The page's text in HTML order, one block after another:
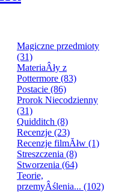
Magiczne przedmioty
(31)
MateriaÂły z
Pottermore (83)
Postacie (86)
Prorok Niecodzienny
(31)
Quidditch (8)
Recenzje (23)
Recenzje filmĂłw (1)
Streszczenia (8)
Stworzenia (64)
Teorie,
przemyÂślenia... (102)